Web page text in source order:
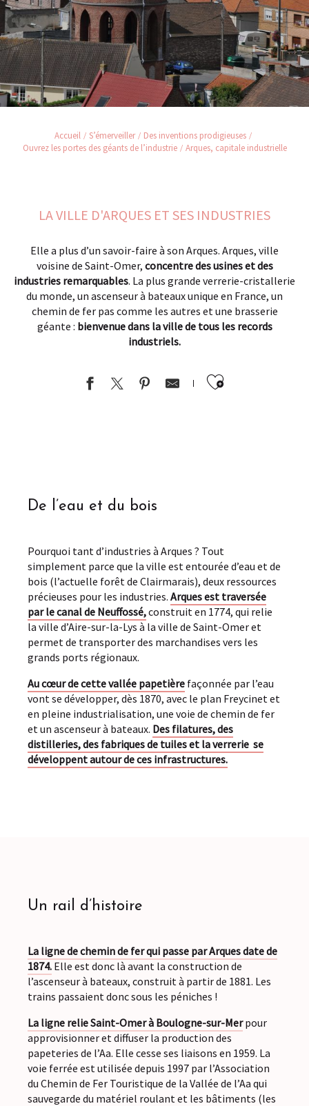
Accueil S’émerveiller
Des inventions prodigieuses
Ouvrez les portes des géants de l’industrie
Arques, capitale industrielle
LA VILLE D'ARQUES ET SES INDUSTRIES
Elle a plus d’un savoir-faire à son Arques. Arques, ville
voisine de Saint-Omer, concentre des usines et des
industries remarquables. La plus grande verrerie-cristallerie
du monde, un ascenseur à bateaux unique en France, un
chemin de fer pas comme les autres et une brasserie
géante : bienvenue dans la ville de tous les records
industriels.
Ajouter
De l’eau et du bois
Pourquoi tant d’industries à Arques ? Tout
simplement parce que la ville est entourée d’eau et de
bois (l’actuelle forêt de Clairmarais), deux ressources
précieuses pour les industries. Arques est traversée
par le canal de Neuffossé,construit en 1774, qui relie
la ville d’Aire-sur-la-Lys à la ville de Saint-Omer et
permet de transporter des marchandises vers les
grands ports régionaux.
Au cœur de cette vallée papetière façonnée par l’eau
vont se développer, dès 1870, avec le plan Freycinet et
en pleine industrialisation, une voie de chemin de fer
et un ascenseur à bateaux. Des filatures, des
distilleries, des fabriques de tuiles et la verrerie se
développent autour de ces infrastructures.
Un rail d’histoire
La ligne de chemin de fer qui passe par Arques date de
1874. Elle est donc là avant la construction de
l’ascenseur à bateaux, construit à partir de 1881. Les
trains passaient donc sous les péniches !
La ligne relie Saint-Omer à Boulogne-sur-Merpour
approvisionner et diffuser la production des
papeteries de l’Aa. Elle cesse ses liaisons en 1959. La
voie ferrée est utilisée depuis 1997 par l’Association
du Chemin de Fer Touristique de la Vallée de l’Aa qui
sauvegarde du matériel roulant et les bâtiments (les